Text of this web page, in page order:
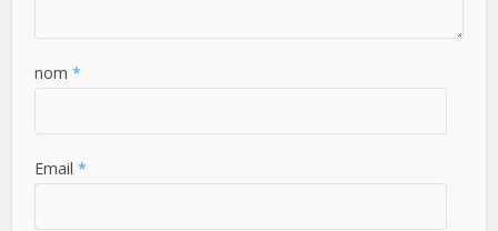
nom *
Email *